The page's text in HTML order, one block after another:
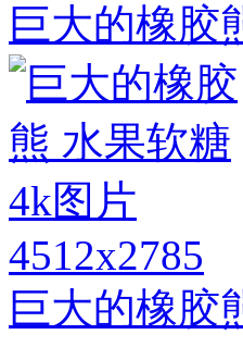
巨大的橡胶
4512x2785
巨大的橡胶